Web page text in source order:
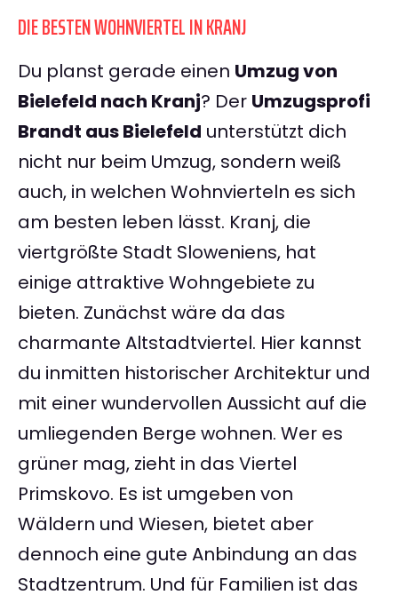
DIE BESTEN WOHNVIERTEL IN KRANJ
Du planst gerade einen Umzug von
Bielefeld nach Kranj? Der Umzugsprofi
Brandt aus Bielefeld unterstützt dich
nicht nur beim Umzug, sondern weiß
auch, in welchen Wohnvierteln es sich
am besten leben lässt. Kranj, die
viertgrößte Stadt Sloweniens, hat
einige attraktive Wohngebiete zu
bieten. Zunächst wäre da das
charmante Altstadtviertel. Hier kannst
du inmitten historischer Architektur und
mit einer wundervollen Aussicht auf die
umliegenden Berge wohnen. Wer es
grüner mag, zieht in das Viertel
Primskovo. Es ist umgeben von
Wäldern und Wiesen, bietet aber
dennoch eine gute Anbindung an das
Stadtzentrum. Und für Familien ist das